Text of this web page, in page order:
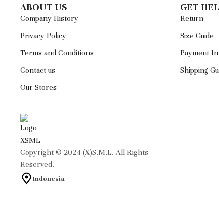
ABOUT US
Company History
Privacy Policy
Terms and Conditions
Contact us
Our Stores
GET
Return
Size Guide
Payment
Shipping
Copyright © 2024 (X)S.M.L. All Rights
Reserved.
Indonesia